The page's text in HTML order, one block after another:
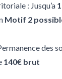
: Jusqu’a
Motif 2
des
140€ brut